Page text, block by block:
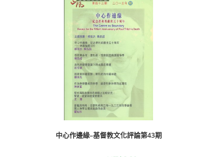
中心作邊緣–基督教文化評論第43期